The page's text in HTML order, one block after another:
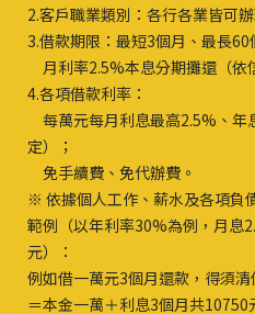
2.客戶職業類別：各行各業皆可辦
3.借款期限：最短3個月、最長60
月利率2.5%本息分期攤還（依
4.各項借款利率：
每萬元每月利息最高2.5%、年
定）；
免手續費、免代辦費。
※ 依據個人工作、薪水及各項負
範例（以年利率30%為例，月息
元）：
例如借一萬元3個月還款，得須
＝本金一萬＋利息3個月共10750